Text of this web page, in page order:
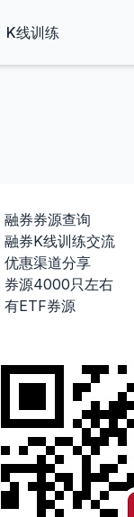
K线训练
融券券源查询
融券K线训练交流
优惠渠道分享
券源4000只左右
有ETF券源